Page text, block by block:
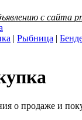
с сайта
| Рыбница |
о продаже и